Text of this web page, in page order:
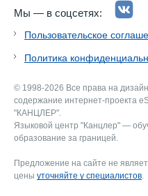
Мы — в соцсетях:
Пользовательское
Политика
© 1998-2026 Все права на
содержание интернет-проекта
"КАНЦЛЕР".
Языковой центр "Канцлер" —
образование за границей.
Предложение на сайте не
цены уточняйте у специалистов.